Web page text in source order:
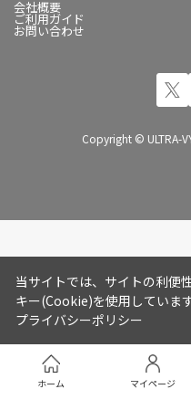
ホーム マイページ
会社概要
ご利用ガイド
お問い合わせ
Copyright © ULTRA-
当サイトでは、サイトの利便
キー(Cookie)を使用していま
プライバシーポリシー